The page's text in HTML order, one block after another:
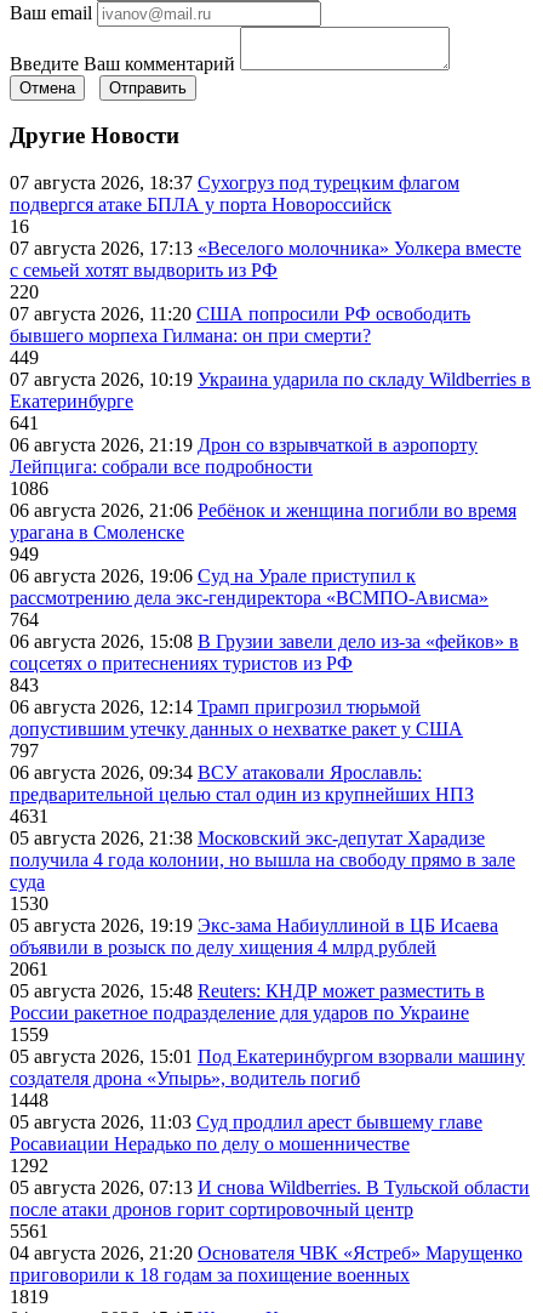
Ваш email
Введите Ваш комментарий
Отмена Отправить
Другие Новости
07 августа 2026, 18:37 Сухогруз под турецким флагом
подвергся атаке БПЛА у порта Новороссийск
16
07 августа 2026, 17:13 «Веселого молочника» Уолкера вместе
с семьей хотят выдворить из РФ
220
07 августа 2026, 11:20 США попросили РФ освободить
бывшего морпеха Гилмана: он при смерти?
449
07 августа 2026, 10:19 Украина ударила по складу Wildberries в
Екатеринбурге
641
06 августа 2026, 21:19 Дрон со взрывчаткой в аэропорту
Лейпцига: собрали все подробности
1086
06 августа 2026, 21:06 Ребёнок и женщина погибли во время
урагана в Смоленске
949
06 августа 2026, 19:06 Суд на Урале приступил к
рассмотрению дела экс-гендиректора «ВСМПО-Ависма»
764
06 августа 2026, 15:08 В Грузии завели дело из-за «фейков» в
соцсетях о притеснениях туристов из РФ
843
06 августа 2026, 12:14 Трамп пригрозил тюрьмой
допустившим утечку данных о нехватке ракет у США
797
06 августа 2026, 09:34 ВСУ атаковали Ярославль:
предварительной целью стал один из крупнейших НПЗ
4631
05 августа 2026, 21:38 Московский экс-депутат Харадизе
получила 4 года колонии, но вышла на свободу прямо в зале
суда
1530
05 августа 2026, 19:19 Экс-зама Набиуллиной в ЦБ Исаева
объявили в розыск по делу хищения 4 млрд рублей
2061
05 августа 2026, 15:48 Reuters: КНДР может разместить в
России ракетное подразделение для ударов по Украине
1559
05 августа 2026, 15:01 Под Екатеринбургом взорвали машину
создателя дрона «Упырь», водитель погиб
1448
05 августа 2026, 11:03 Суд продлил арест бывшему главе
Росавиации Нерадько по делу о мошенничестве
1292
05 августа 2026, 07:13 И снова Wildberries. В Тульской области
после атаки дронов горит сортировочный центр
5561
04 августа 2026, 21:20 Основателя ЧВК «Ястреб» Марущенко
приговорили к 18 годам за похищение военных
1819